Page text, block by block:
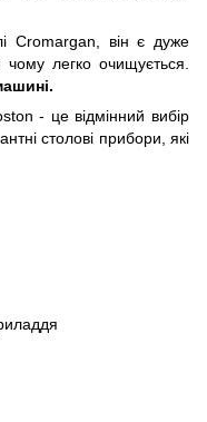
Cromargan, він є дуже
чому легко очищується.
- це відмінний вибір
столові прибори, які